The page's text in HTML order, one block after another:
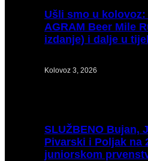
Ušli smo u kolovoz:
AGRAM Beer Mile
izdanje) i dalje u
Kolovoz 3, 2026
SLUŽBENO Bujan,
Pivarski i Poljak na
juniorskom